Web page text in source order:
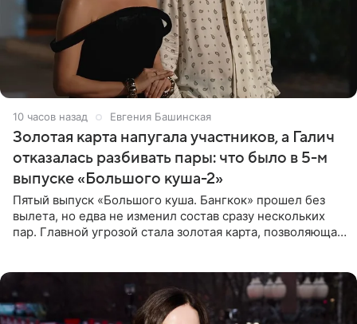
10 часов назад Евгения Башинская
Золотая карта напугала участников, а Галич
отказалась разбивать пары: что было в 5-м
выпуске «Большого куша-2»
Пятый выпуск «Большого куша. Бангкок» прошел без
вылета, но едва не изменил состав сразу нескольких
пар. Главной угрозой стала золотая карта, позволяющая